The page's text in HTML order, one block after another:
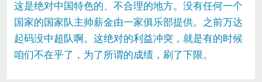
这是绝对中国特色的、不合理的地方。没有任何一个
国家的国家队主帅薪金由一家俱乐部提供。之前万达
起码没中超队啊。这绝对的利益冲突，就是有的时候
咱们不在乎了，为了所谓的成绩，刷了下限。